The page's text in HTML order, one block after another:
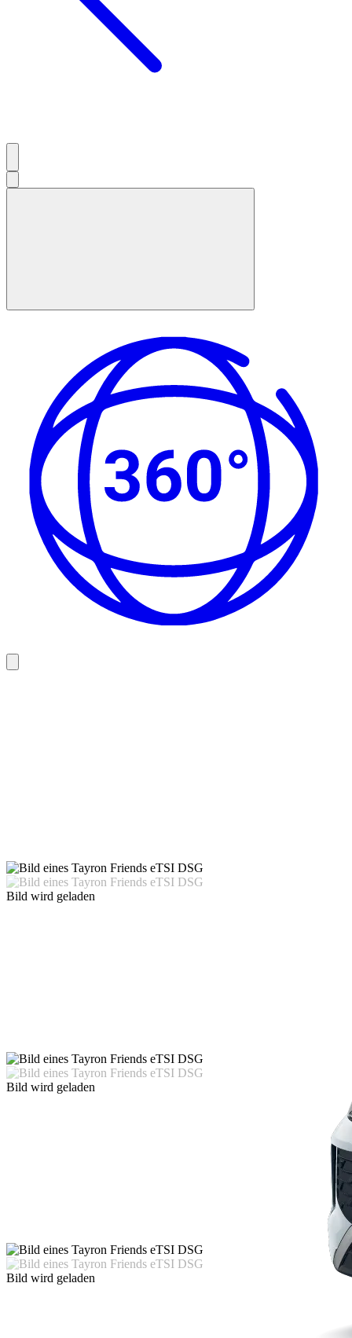
Bild wird geladen
Bild wird geladen
Bild wird geladen